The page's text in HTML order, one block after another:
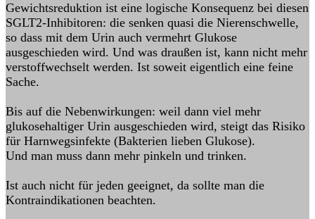
Gewichtsreduktion ist eine logische Konsequenz bei diesen
SGLT2-Inhibitoren: die senken quasi die Nierenschwelle,
so dass mit dem Urin auch vermehrt Glukose
ausgeschieden wird. Und was draußen ist, kann nicht mehr
verstoffwechselt werden. Ist soweit eigentlich eine feine
Sache.
Bis auf die Nebenwirkungen: weil dann viel mehr
glukosehaltiger Urin ausgeschieden wird, steigt das Risiko
für Harnwegsinfekte (Bakterien lieben Glukose).
Und man muss dann mehr pinkeln und trinken.
Ist auch nicht für jeden geeignet, da sollte man die
Kontraindikationen beachten.